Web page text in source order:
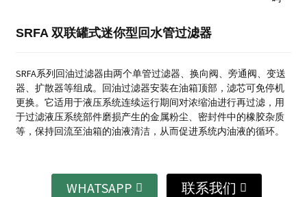
SRFA 双联罐式迷你型回水管过滤器
SRFA系列回油过滤器由两个单管过滤器、换向阀、旁通阀、变送
器、扩散器等组成。回油过滤器安装在油箱顶部，滤芯可免停机
更换。它适用于液压系统连续运行期间对浓缩油进行再过滤，用
于过滤液压系统部件磨损产生的金属粉尘、密封件中的橡胶杂质
等，保持回流至油箱的油液清洁，从而促进系统内油液的循环。
WHATSAPP 联系我们